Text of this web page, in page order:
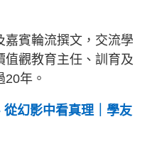
賓輪流撰文，交流學
觀教育主任、訓育及
年。
從幻影中看真理｜學友